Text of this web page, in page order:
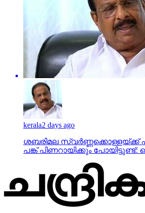
kerala2 days ago
ശബരിമല സ്വര്‍ണ്ണക്കൊള്ളയ്ക്ക്
പങ്ക് പിണറായിക്കും